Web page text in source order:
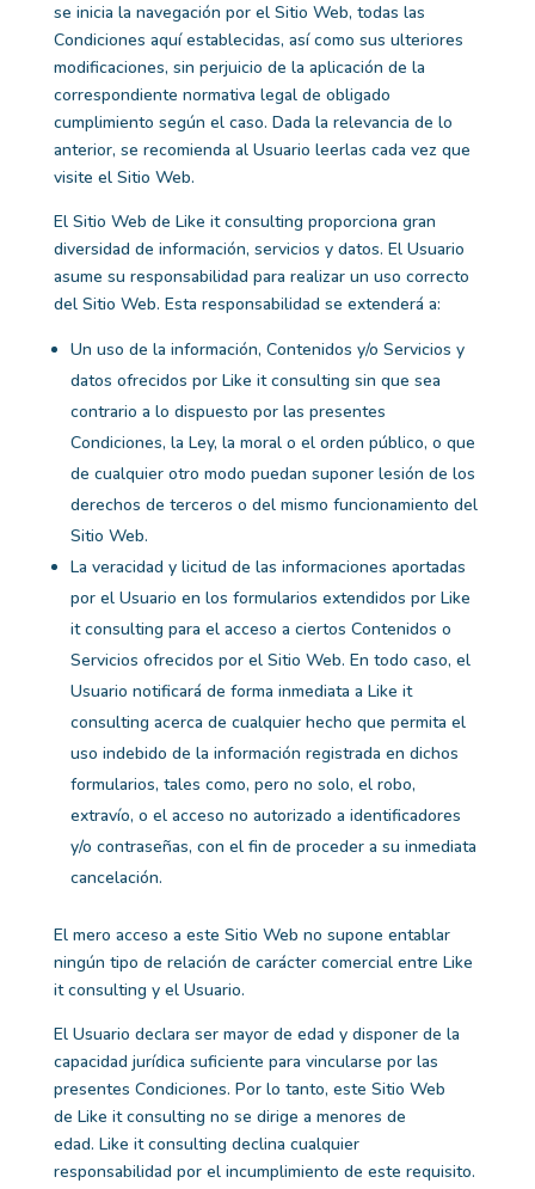
se inicia la navegación por el Sitio Web, todas las
Condiciones aquí establecidas, así como sus ulteriores
modificaciones, sin perjuicio de la aplicación de la
correspondiente normativa legal de obligado
cumplimiento según el caso. Dada la relevancia de lo
anterior, se recomienda al Usuario leerlas cada vez que
visite el Sitio Web.
El Sitio Web de Like it consulting proporciona gran
diversidad de información, servicios y datos. El Usuario
asume su responsabilidad para realizar un uso correcto
del Sitio Web. Esta responsabilidad se extenderá a:
Un uso de la información, Contenidos y/o Servicios y
datos ofrecidos por Like it consulting sin que sea
contrario a lo dispuesto por las presentes
Condiciones, la Ley, la moral o el orden público, o que
de cualquier otro modo puedan suponer lesión de los
derechos de terceros o del mismo funcionamiento del
Sitio Web.
La veracidad y licitud de las informaciones aportadas
por el Usuario en los formularios extendidos por Like
it consulting para el acceso a ciertos Contenidos o
Servicios ofrecidos por el Sitio Web. En todo caso, el
Usuario notificará de forma inmediata a Like it
consulting acerca de cualquier hecho que permita el
uso indebido de la información registrada en dichos
formularios, tales como, pero no solo, el robo,
extravío, o el acceso no autorizado a identificadores
y/o contraseñas, con el fin de proceder a su inmediata
cancelación.
El mero acceso a este Sitio Web no supone entablar
ningún tipo de relación de carácter comercial entre Like
it consulting y el Usuario.
El Usuario declara ser mayor de edad y disponer de la
capacidad jurídica suficiente para vincularse por las
presentes Condiciones. Por lo tanto, este Sitio Web
de Like it consulting no se dirige a menores de
edad. Like it consulting declina cualquier
responsabilidad por el incumplimiento de este requisito.